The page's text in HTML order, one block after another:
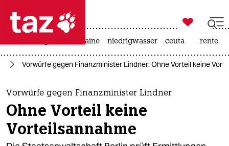
 taz zahl ich
taz zahl ich
themen
politik
öko

taz zahl ich
krieg in der ukraine niedrigwasser ceuta rente
Vorwürfe gegen Finanzminister Lindner: Ohne Vorteil keine
Vorwürfe gegen Finanzminister Lindner
Ohne Vorteil keine
Vorteilsannahme